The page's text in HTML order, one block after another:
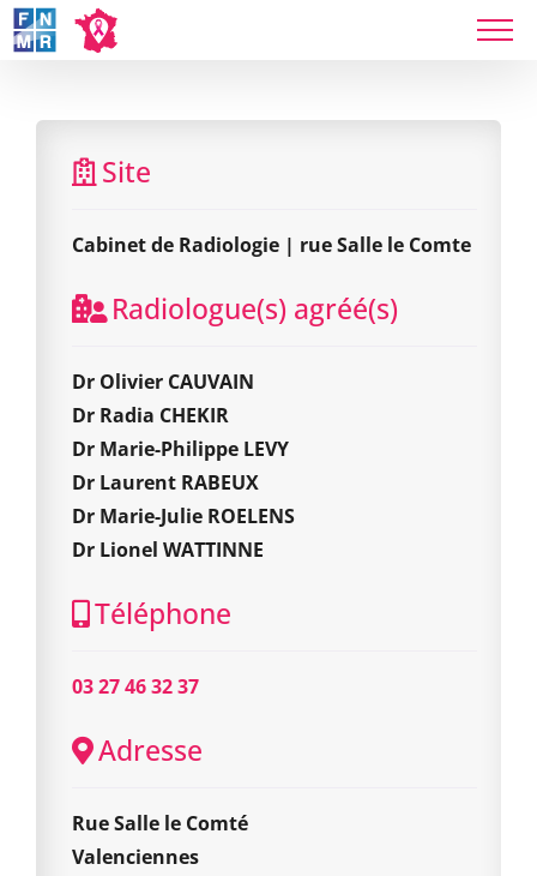
Skip
to
Site
Cabinet de Radiologie | rue Salle le Comte
Radiologue(s) agréé(s)
Dr Olivier CAUVAIN
Dr Radia CHEKIR
Dr Marie-Philippe LEVY
Dr Laurent RABEUX
Dr Marie-Julie ROELENS
Dr Lionel WATTINNE
Téléphone
03 27 46 32 37
Adresse
Rue Salle le Comté
Valenciennes